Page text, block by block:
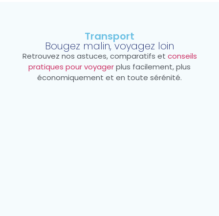
Transport
Bougez malin, voyagez loin
Retrouvez nos astuces, comparatifs et conseils
pratiques pour voyagerplus facilement, plus
économiquement et en toute sérénité.